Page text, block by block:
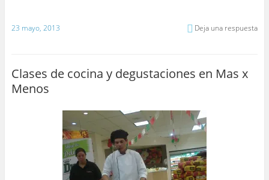
23 mayo, 2013 Deja una respuesta
Clases de cocina y degustaciones en Mas x
Menos